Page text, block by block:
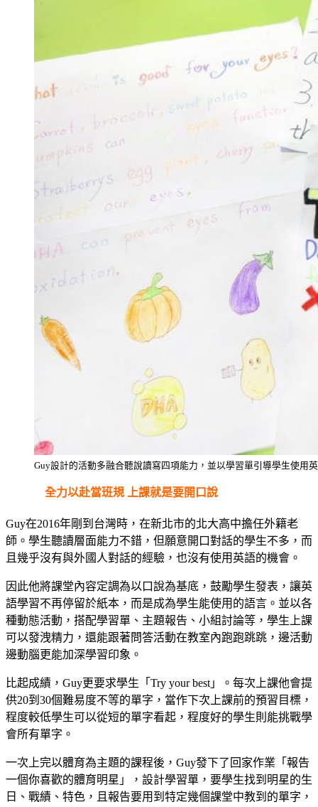
Guy設計的活動多融合聽說讀寫四項能力，並以學習單引導學生使用
全力以赴當班規 上課就是要開口說
Guy在2016年剛到台灣時，在新北市的北大高中擔任外籍老
師。學生聽讀層面能力不錯，但願意開口對話的學生不多，而
且幾乎沒有與外國人對話的經驗，也沒有使用英語的機會。
因此他將課堂內容定調為以口說為基底，鼓勵學生發表，讓英
語學習不再停留於紙本，而是成為學生能使用的語言。並以各
種動態活動，搭配學習單、主題報告、小組討論等，學生上課
可以發洩精力，還能跟著問答活動在教室內跑跑跳跳，邊活動
邊動腦更能加深學習印象。
比起成績，Guy更要求學生「Try your best」。每次上課他會提
供20到30個難易度不等的單字，當作下次上課前的預習目標，
程度較低學生可以從短的單字看起，程度好的學生則能挑戰學
會所有單字。
一次上完以體育為主題的課程後，Guy發下了回家作業「報告
一個你喜歡的體育明星」，設計學習單，要學生找到明星的生
日、戰績、特色，且報告要用到特定幾個課堂中教到的單字，